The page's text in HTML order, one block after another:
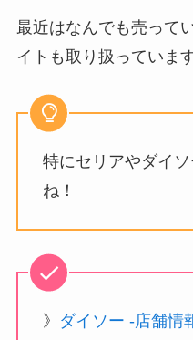
最近はなんでも売って
イトも取り扱っています
特にセリアやダイ
ね！
》 ダイソー -店舗情